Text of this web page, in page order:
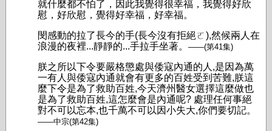
就什麼都不怕了，因此我覺得很幸福，我覺得好欣
慰，好欣慰，覺得好幸福，好幸福。
閔感動的拉了長今的手(長今沒有拒絕ㄛ),然候兩人在
浪漫的夜裡...靜靜的...手拉手坐著。 ——(第41集)
朕之所以下令要嚴格懲處與倭寇內通的人,是因為萬
一有人與倭寇內通就會有更多的百姓受到苦難,朕這
麼下令是為了救助百姓,今天濟州醫女選擇這麼做也
是為了救助百姓,這怎麼會是內通呢? 處理任何事絕
對不可以忘本,也千萬不可以因小失大,你們要切記。
——中宗(第42集)